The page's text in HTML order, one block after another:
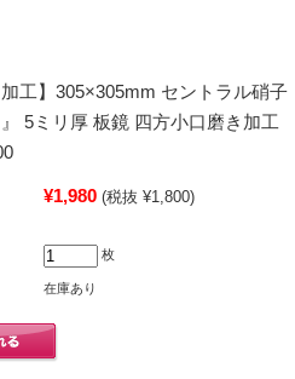
工】305×305mm セントラル硝子
5ミリ厚 板鏡 四方小口磨き加工
¥1,980 (税抜 ¥1,800)
枚
在庫あり